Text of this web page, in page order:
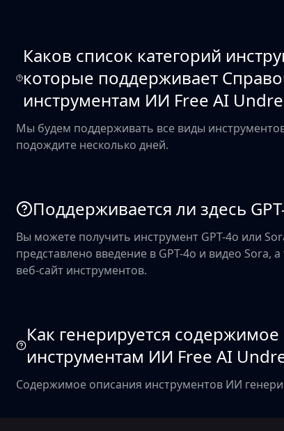
Каков список категорий
которые поддерживает
инструментам ИИ Free AI
Мы будем поддерживать все виды
подождите несколько дней.
Поддерживается ли здесь
Вы можете получить инструмент GPT-4o или
представлено введение в GPT-4o и видео Sora,
веб-сайт инструментов.
Как генерируется
инструментам ИИ Free AI
Содержимое описания инструментов ИИ